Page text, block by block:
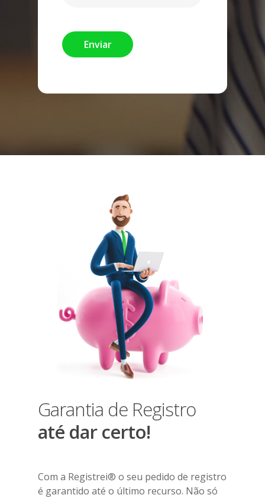
Enviar
Garantia de Registro
até dar certo!
Com a Registrei® o seu pedido de registro
é garantido até o último recurso. Não só